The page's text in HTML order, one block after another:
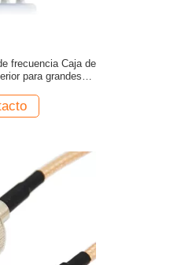
frecuencia Caja de
para grandes